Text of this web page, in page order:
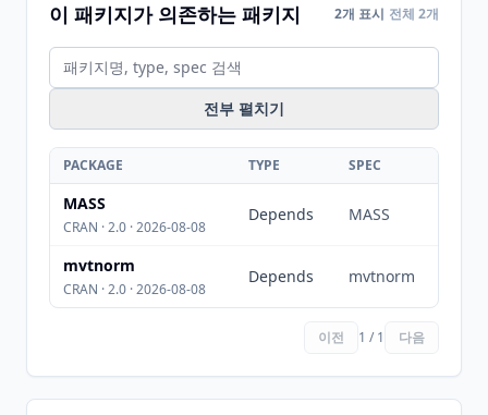
이 패키지가 의존하는 패키지 2개 표시 전체 2개
전부 펼치기
PACKAGE TYPE SPEC
MASS
CRAN · 2.0 · 2026-08-08
Depends MASS
mvtnorm
CRAN · 2.0 · 2026-08-08
Depends mvtnorm
이전 1 / 1 다음